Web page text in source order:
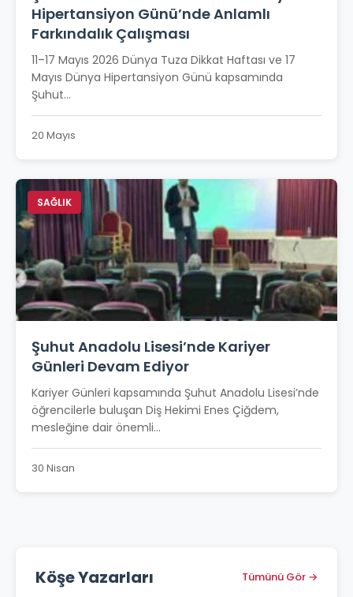
Hipertansiyon Günü’nde Anlamlı
Farkındalık Çalışması
11–17 Mayıs 2026 Dünya Tuza Dikkat Haftası ve 17
Mayıs Dünya Hipertansiyon Günü kapsamında
Şuhut...
20 Mayıs
SAĞLIK
Şuhut Anadolu Lisesi’nde Kariyer
Günleri Devam Ediyor
Kariyer Günleri kapsamında Şuhut Anadolu Lisesi’nde
öğrencilerle buluşan Diş Hekimi Enes Çiğdem,
mesleğine dair önemli...
30 Nisan
Köşe Yazarları Tümünü Gör →